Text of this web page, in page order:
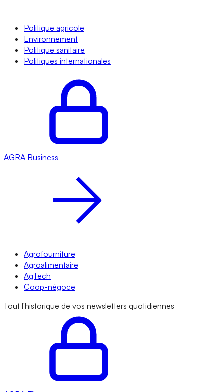
Politique agricole
Environnement
Politique sanitaire
Politiques internationales
AGRA Business
Agrofourniture
Agroalimentaire
AgTech
Coop-négoce
Tout l'historique de vos newsletters quotidiennes